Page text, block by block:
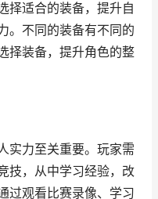
择适合的装备，提升自
。不同的装备有不同的
择装备，提升角色的整
实力至关重要。玩家需
技，从中学习经验，改
过观看比赛录像、学习